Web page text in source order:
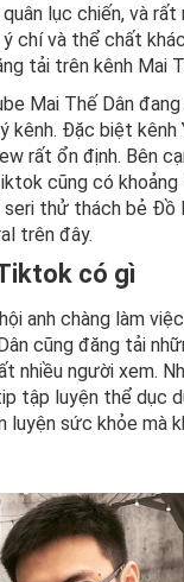
lục chiến, và
chí và thể chất
tải trên kênh Mai
Mai Thế Dân
kênh. Đặc biệt kênh
rất ổn định. Bên
cũng có khoảng
seri thử thách bẻ Đồ
trên đây.
có gì
anh chàng làm
cũng đăng tải
nhiều người xem.
tập luyện thể dục
luyện sức khỏe mà